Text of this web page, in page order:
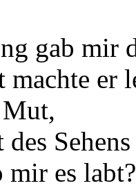
gab mir
machte er
mir es labt?